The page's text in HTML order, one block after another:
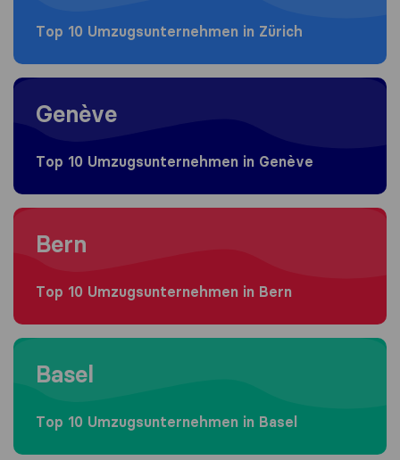
Top 10 Umzugs​unternehmen in Zürich
Moving to Genève
Genève
Top 10 Umzugs​unternehmen in Genève
Moving to Bern
Bern
Top 10 Umzugs​unternehmen in Bern
Moving to Basel
Basel
Top 10 Umzugs​unternehmen in Basel